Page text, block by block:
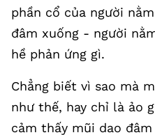
phần cổ của người
đâm xuống - người
hề phản ứng gì.
Chẳng biết vì sao mà
như thế, hay chỉ là ảo
cảm thấy mũi dao